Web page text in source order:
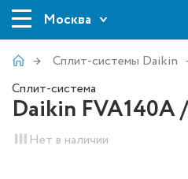
Москва
Сплит-системы Daikin
Сплит-система
Daikin FVA140A
Нет в наличии